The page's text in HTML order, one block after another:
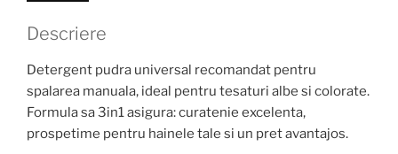
Descriere
Detergent pudra universal recomandat pentru
spalarea manuala, ideal pentru tesaturi albe si colorate.
Formula sa 3in1 asigura: curatenie excelenta,
prospetime pentru hainele tale si un pret avantajos.